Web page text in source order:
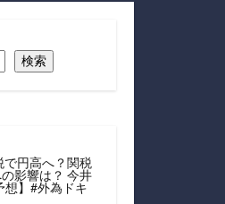
検索
で円高へ？関税
影響は？ 今井
】#外為ドキ